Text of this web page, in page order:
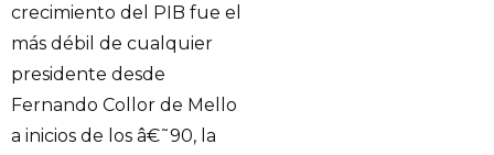
crecimiento del PIB fue el
más débil de cualquier
presidente desde
Fernando Collor de Mello
a inicios de los â€˜90, la